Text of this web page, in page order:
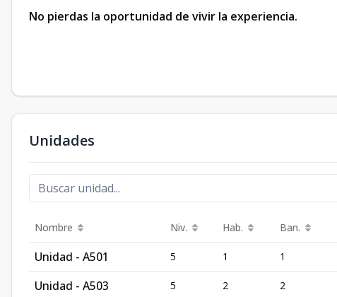
No pierdas la oportunidad de vivir la experiencia.
Unidades
Nombre Niv. Hab. Ban.
Unidad - A501 5 1 1
Unidad - A503 5 2 2